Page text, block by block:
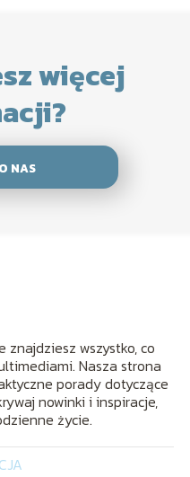
więcej
NAS
znajdziesz wszystko, co
Nasza strona
porady dotyczące
nowinki i inspiracje,
życie.